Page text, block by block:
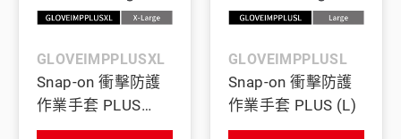
GLOVEIMPPLUSXL
Snap-on 衝擊防護
作業手套 PLUS
(XL)
GLOVEIMPPLUSL
Snap-on 衝擊防護
作業手套 PLUS (L)